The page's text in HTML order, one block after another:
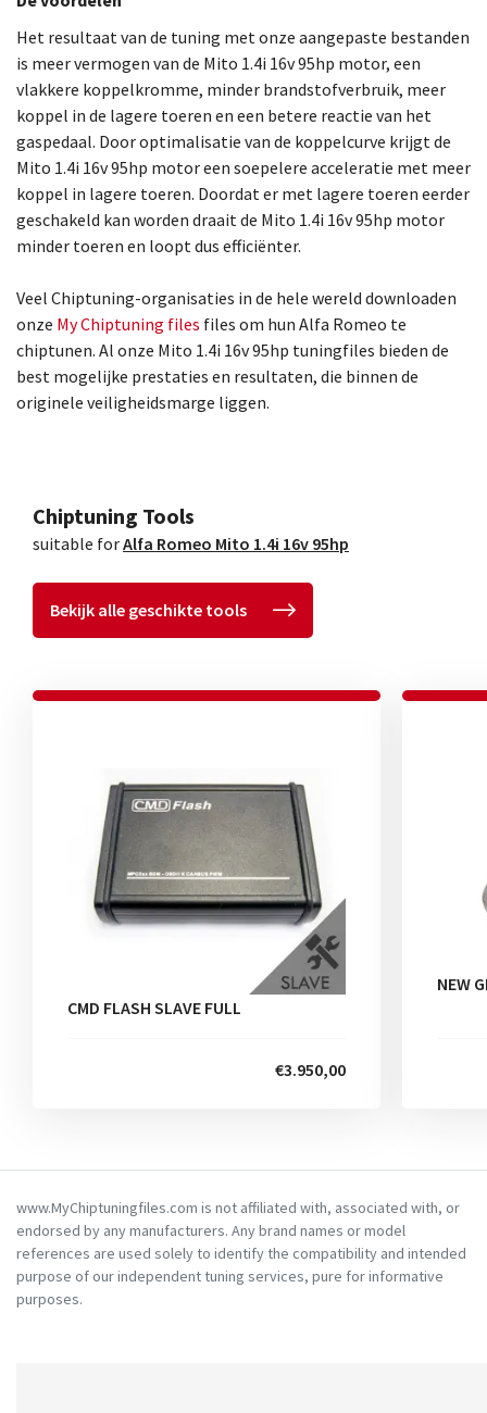
Het resultaat van de tuning met onze aangepaste bestanden
is meer vermogen van de Mito 1.4i 16v 95hp motor, een
vlakkere koppelkromme, minder brandstofverbruik, meer
koppel in de lagere toeren en een betere reactie van het
gaspedaal. Door optimalisatie van de koppelcurve krijgt de
Mito 1.4i 16v 95hp motor een soepelere acceleratie met meer
koppel in lagere toeren. Doordat er met lagere toeren eerder
geschakeld kan worden draait de Mito 1.4i 16v 95hp motor
minder toeren en loopt dus efficiënter.
Veel Chiptuning-organisaties in de hele wereld downloaden
onze My Chiptuning files files om hun Alfa Romeo te
chiptunen. Al onze Mito 1.4i 16v 95hp tuningfiles bieden de
best mogelijke prestaties en resultaten, die binnen de
originele veiligheidsmarge liggen.
Chiptuning Tools
suitable forAlfa Romeo Mito 1.4i 16v 95hp
Bekijk alle geschikte tools
CMD FLASH SLAVE FULL
€3.950,00
NEW
www.MyChiptuningfiles.com is not affiliated with, associated with, or
endorsed by any manufacturers. Any brand names or model
references are used solely to identify the compatibility and intended
purpose of our independent tuning services, pure for informative
purposes.